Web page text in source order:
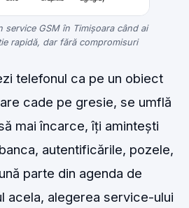
service GSM în Timișoara când ai
rapidă, dar fără compromisuri
telefonul ca pe un obiect
cade pe gresie, se umflă
mai încarce, îți amintești
autentificările, pozele,
parte din agenda de
acela, alegerea service-ului